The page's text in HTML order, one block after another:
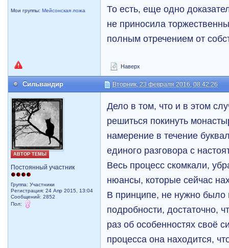
Мои группы:Мейсонская ложа
То есть, еще одно
не приносила
полным отречением от
Наверх
Сильвандир Вторник, 23 февраля 2016, 08:42:26
АВТОР ТЕМЫ
Постоянный участник
Группа: Участники
Регистрация: 24 Апр 2015, 13:04
Сообщений: 2852
Пол:
Дело в том, что и в этом
решиться покинуть
намерение в течение
единого разговора с
Весь процесс скомкали,
нюансы, которые сейчас
В принципе, не нужно было
подробности, достаточно,
раз об особенностях своё
процесса она находится,